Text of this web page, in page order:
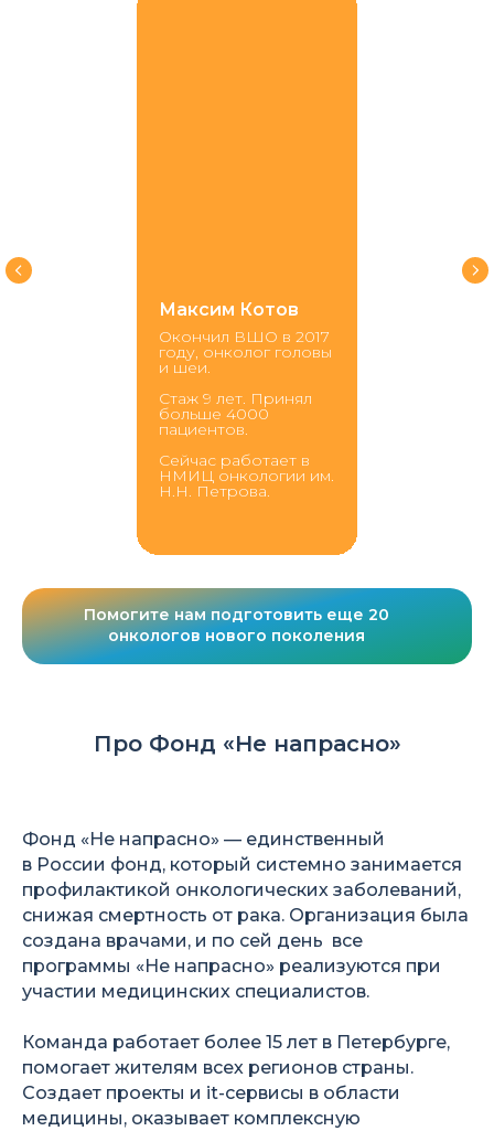
Максим Котов
Окончил ВШО в 2017
году, онколог головы
и шеи.
Стаж 9 лет. Принял
больше 4000
пациентов.
Сейчас работает в
НМИЦ онкологии им.
Н.Н. Петрова.
Помогите нам подготовить еще 20
онкологов нового поколения
Про Фонд «Не напрасно»
Фонд «Не напрасно» — единственный
в России фонд, который системно занимается
профилактикой онкологических заболеваний,
снижая смертность от рака. Организация была
создана врачами, и по сей день все
программы «Не напрасно» реализуются при
участии медицинских специалистов.
Команда работает более 15 лет в Петербурге,
помогает жителям всех регионов страны.
Создает проекты и it-сервисы в области
медицины, оказывает комплексную